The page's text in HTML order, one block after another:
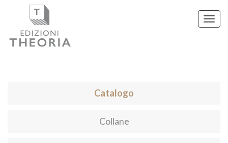
Catalogo
Collane